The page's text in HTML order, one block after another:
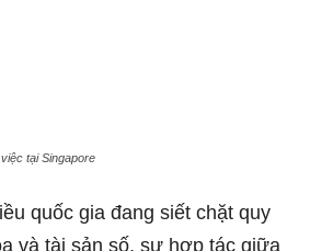
tại Singapore
quốc gia đang siết chặt quy
và tài sản số, sự hợp tác giữa